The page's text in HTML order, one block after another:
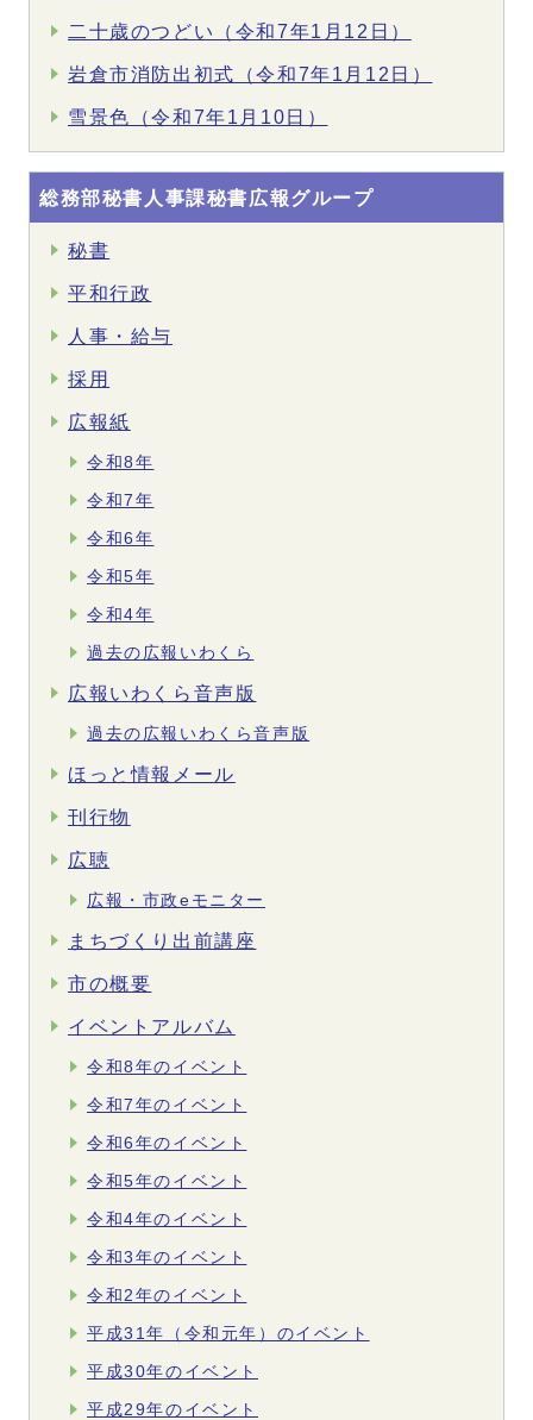
二十歳のつどい（令和7年1月12日）
岩倉市消防出初式（令和7年1月12日）
雪景色（令和7年1月10日）
総務部秘書人事課秘書広報グループ
秘書
平和行政
人事・給与
採用
広報紙
令和8年
令和7年
令和6年
令和5年
令和4年
過去の広報いわくら
広報いわくら音声版
過去の広報いわくら音声版
ほっと情報メール
刊行物
広聴
広報・市政eモニター
まちづくり出前講座
市の概要
イベントアルバム
令和8年のイベント
令和7年のイベント
令和6年のイベント
令和5年のイベント
令和4年のイベント
令和3年のイベント
令和2年のイベント
平成31年（令和元年）のイベント
平成30年のイベント
平成29年のイベント